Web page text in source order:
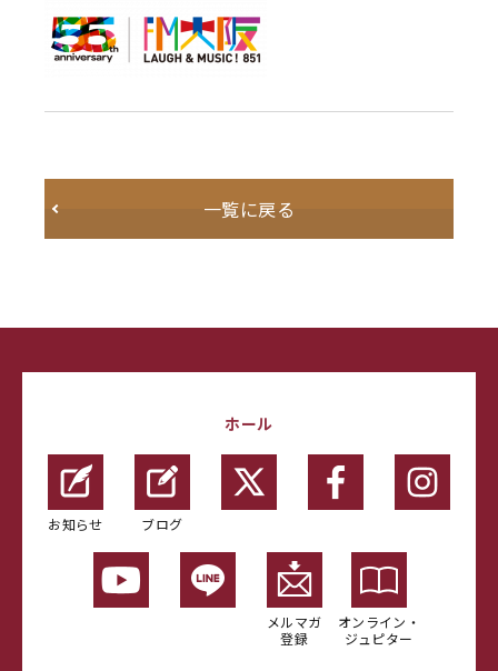
一覧に戻る
ホール
お知らせ ブログ
メルマガ
登録
オンライン・
ジュピター